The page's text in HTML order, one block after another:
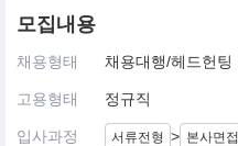
모집내용
채용형태 채용대행/헤드헌팅
고용형태 정규직
입사과정 서류전형 > 본사면접